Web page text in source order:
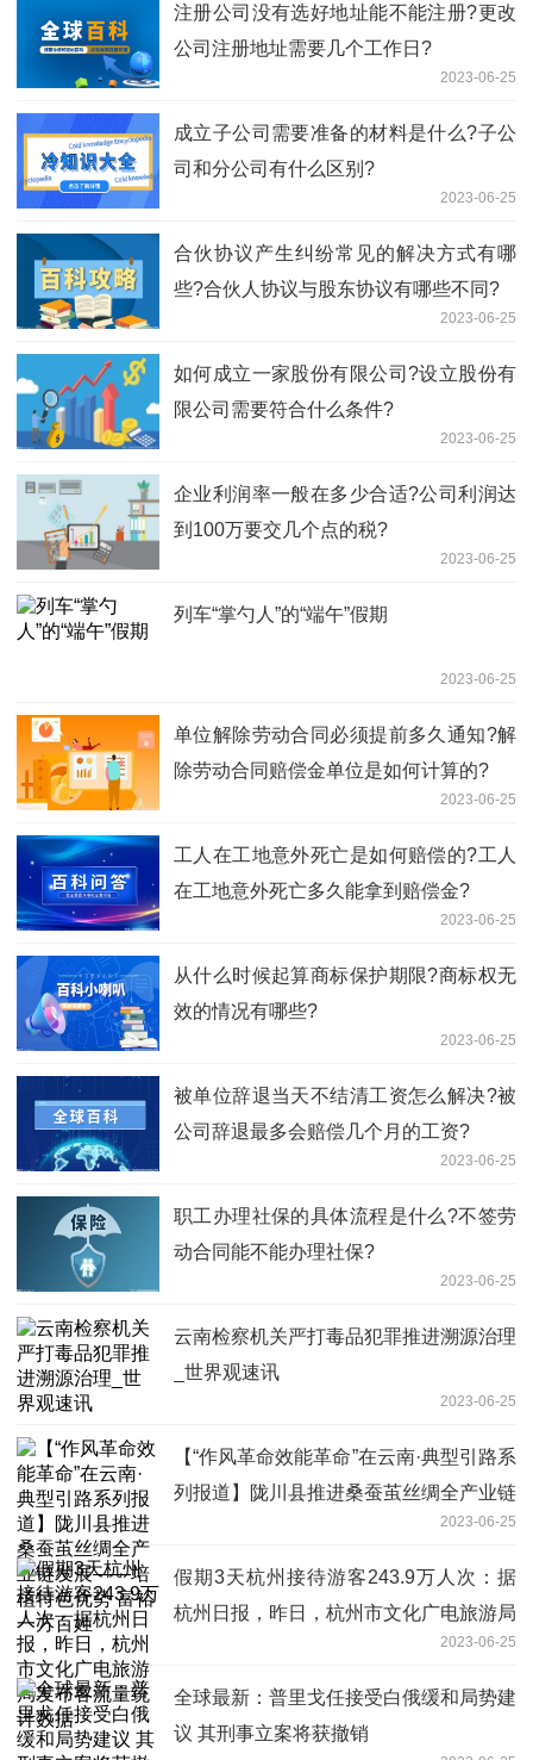
注册公司没有选好地址能不能注册?更改
公司注册地址需要几个工作日?
2023-06-25
成立子公司需要准备的材料是什么?子公
司和分公司有什么区别?
2023-06-25
合伙协议产生纠纷常见的解决方式有哪
些?合伙人协议与股东协议有哪些不同?
2023-06-25
如何成立一家股份有限公司?设立股份有
限公司需要符合什么条件?
2023-06-25
企业利润率一般在多少合适?公司利润达
到100万要交几个点的税?
2023-06-25
列车“掌勺人”的“端午”假期
2023-06-25
单位解除劳动合同必须提前多久通知?解
除劳动合同赔偿金单位是如何计算的?
2023-06-25
工人在工地意外死亡是如何赔偿的?工人
在工地意外死亡多久能拿到赔偿金?
2023-06-25
从什么时候起算商标保护期限?商标权无
效的情况有哪些?
2023-06-25
被单位辞退当天不结清工资怎么解决?被
公司辞退最多会赔偿几个月的工资?
2023-06-25
职工办理社保的具体流程是什么?不签劳
动合同能不能办理社保?
2023-06-25
云南检察机关严打毒品犯罪推进溯源治理
_世界观速讯
2023-06-25
【“作风革命效能革命”在云南·典型引路系
列报道】陇川县推进桑蚕茧丝绸全产业链
发展——培植特色优势 富裕一方百姓
2023-06-25
假期3天杭州接待游客243.9万人次：据
杭州日报，昨日，杭州市文化广电旅游局
2023-06-25
全球最新：普里戈任接受白俄缓和局势建
议 其刑事立案将获撤销